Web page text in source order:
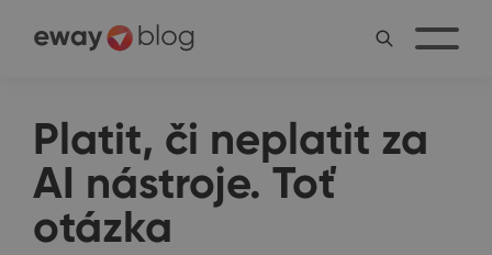
Platit, či neplatit za
AI nástroje. Toť
otázka